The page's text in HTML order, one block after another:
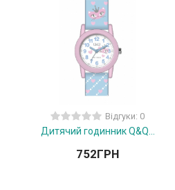
Відгуки: 0
Дитячий годинник Q&Q...
752ГРН